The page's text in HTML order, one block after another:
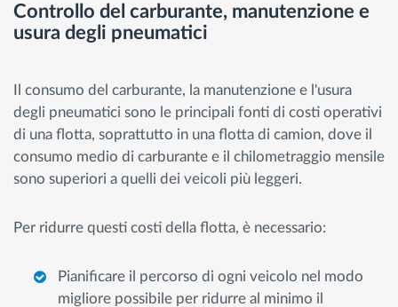
Controllo del carburante, manutenzione e
usura degli pneumatici
Il consumo del carburante, la manutenzione e l'usura
degli pneumatici sono le principali fonti di costi operativi
di una flotta, soprattutto in una flotta di camion, dove il
consumo medio di carburante e il chilometraggio mensile
sono superiori a quelli dei veicoli più leggeri.
Per ridurre questi costi della flotta, è necessario:
Pianificare il percorso di ogni veicolo nel modo
migliore possibile per ridurre al minimo il